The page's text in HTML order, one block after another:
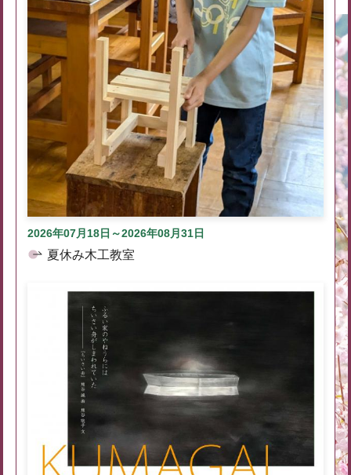
2026年07月18日～2026年08月31日
夏休み木工教室